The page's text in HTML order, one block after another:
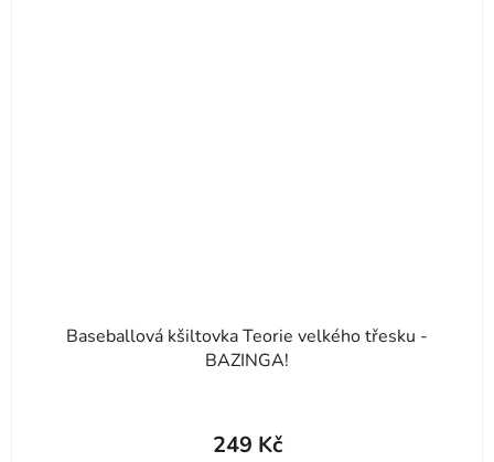
Baseballová kšiltovka Teorie velkého třesku -
BAZINGA!
249 Kč